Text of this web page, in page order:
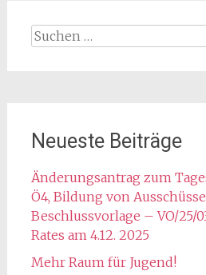
Suchen
nach:
Neueste Beiträge
Änderungsantrag zum
Ö4, Bildung von
Beschlussvorlage – VO/25/
Rates am 4.12. 2025
Mehr Raum für Jugend!